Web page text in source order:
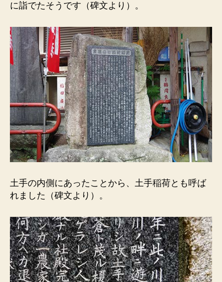
に詣でたそうです（碑文より）。
土手の内側にあったことから、土手稲荷とも呼ば
れました（碑文より）。